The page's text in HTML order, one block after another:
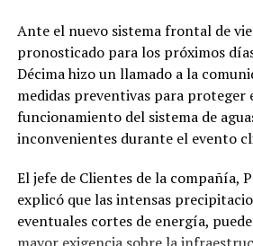
considerando los antecedentes
la Dirección General de Aguas y el
por la Unidad Nacional de Alerta
SENAPRED.
Finalmente, las autoridades
comunidad, especialmente a quienes
cercanías del río Calle Calle, a
través de los canales oficiales, evitar
situaciones de riesgo y seguir las
organismos de emergencia.
Ante el nuevo sistema frontal de
pronosticado para los próximos
Décima hizo un llamado a la
medidas preventivas para proteger
funcionamiento del sistema de
inconvenientes durante el evento
El jefe de Clientes de la compañía,
explicó que las intensas
eventuales cortes de energía,